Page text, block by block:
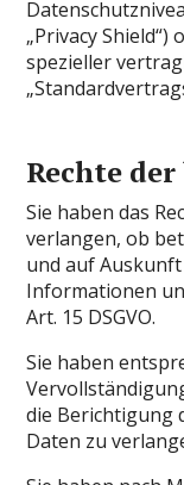
„Privacy
spezieller
Rechte
Sie haben das
verlangen, ob
und auf
Informationen
Art. 15 DSGVO.
Sie haben
die Berichtigung
Daten zu